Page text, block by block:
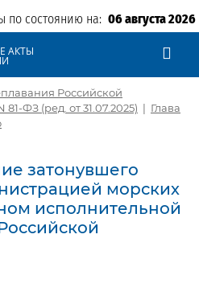
по состоянию на: 06 августа 2026
АКТЫ
Российской
ФЗ (ред. от 31.07.2025) | Глава
затонувшего
морских
исполнительной